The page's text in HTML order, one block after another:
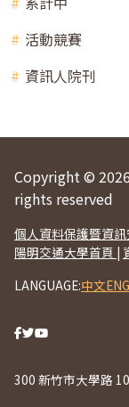
活動競賽
資訊人院刊
Copyright ©
rights reserved
個人資料保護暨資
陽明交通大學首頁 |
LANGUAGE:中文
300 新竹市大學路